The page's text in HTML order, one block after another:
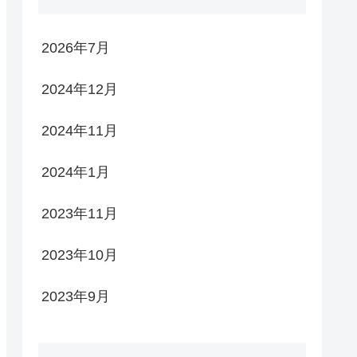
2026年7月
2024年12月
2024年11月
2024年1月
2023年11月
2023年10月
2023年9月